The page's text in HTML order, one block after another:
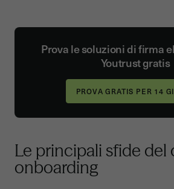
Prova le soluzioni di firma
Youtrust gratis
Le principali sfide del
onboarding